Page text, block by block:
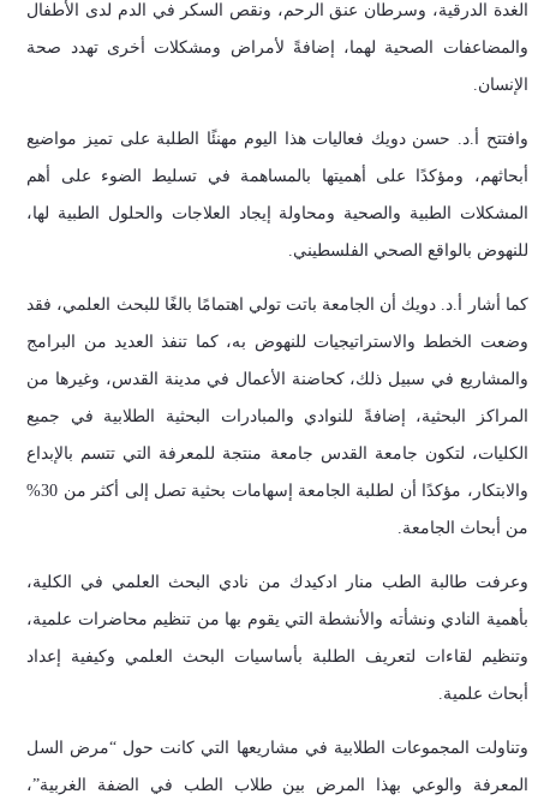
الغدة الدرقية، وسرطان عنق الرحم، ونقص السكر في الدم لدى الأطفال
والمضاعفات الصحية لهما، إضافةً لأمراض ومشكلات أخرى تهدد صحة
الإنسان.
وافتتح أ.د. حسن دويك فعاليات هذا اليوم مهنئًا الطلبة على تميز مواضيع
أبحاثهم، ومؤكدًا على أهميتها بالمساهمة في تسليط الضوء على أهم
المشكلات الطبية والصحية ومحاولة إيجاد العلاجات والحلول الطبية لها،
للنهوض بالواقع الصحي الفلسطيني.
كما أشار أ.د. دويك أن الجامعة باتت تولي اهتمامًا بالغًا للبحث العلمي، فقد
وضعت الخطط والاستراتيجيات للنهوض به، كما تنفذ العديد من البرامج
والمشاريع في سبيل ذلك، كحاضنة الأعمال في مدينة القدس، وغيرها من
المراكز البحثية، إضافةً للنوادي والمبادرات البحثية الطلابية في جميع
الكليات، لتكون جامعة القدس جامعة منتجة للمعرفة التي تتسم بالإبداع
والابتكار، مؤكدًا أن لطلبة الجامعة إسهامات بحثية تصل إلى أكثر من 30%
من أبحاث الجامعة.
وعرفت طالبة الطب منار ادكيدك من نادي البحث العلمي في الكلية،
بأهمية النادي ونشأته والأنشطة التي يقوم بها من تنظيم محاضرات علمية،
وتنظيم لقاءات لتعريف الطلبة بأساسيات البحث العلمي وكيفية إعداد
أبحاث علمية.
وتناولت المجموعات الطلابية في مشاريعها التي كانت حول “مرض السل
المعرفة والوعي بهذا المرض بين طلاب الطب في الضفة الغربية”،